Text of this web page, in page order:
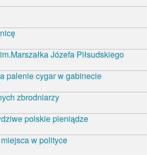
Józefa Piłsudskiego
palenie cygar w gabinecie
zbrodniarzy
polskie pieniądze
w polityce